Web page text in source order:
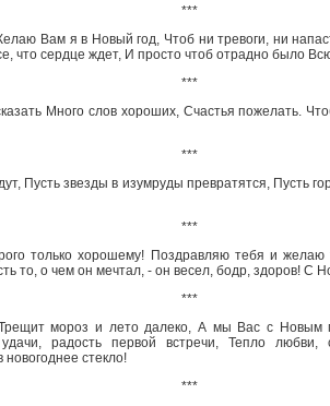
***
Вам я в Новый год, Чтоб ни тревоги, ни
что сердце ждет, И просто чтоб отрадно было
***
Много слов хороших, Счастья пожелать.
***
Пусть звезды в изумруды превратятся, Пусть
***
только хорошему! Поздравляю тебя и
то, о чем он мечтал, - он весел, бодр, здоров! С
***
мороз и лето далеко, А мы Вас с Новым
радость первой встречи, Тепло
стекло!
***